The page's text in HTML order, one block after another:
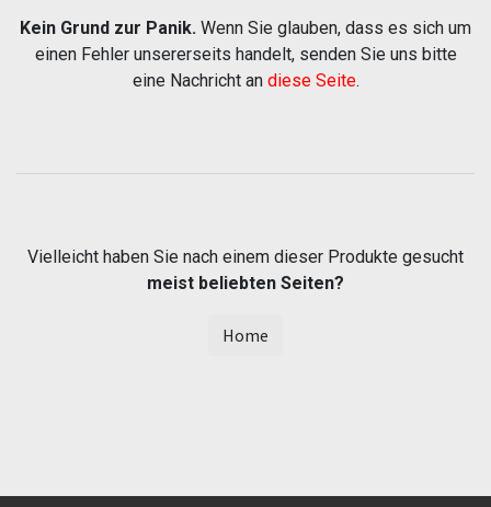
Kein Grund zur Panik. Wenn Sie glauben, dass es sich um
einen Fehler unsererseits handelt, senden Sie uns bitte
eine Nachricht an diese Seite.
Vielleicht haben Sie nach einem dieser Produkte gesucht
meist beliebten Seiten?
Home